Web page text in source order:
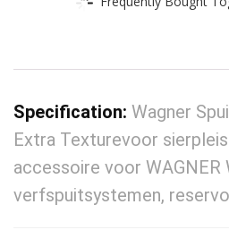
Specification: Wagner
Extra Texturevoor
accessoire voor WAGNER
verfspuitsystemen,